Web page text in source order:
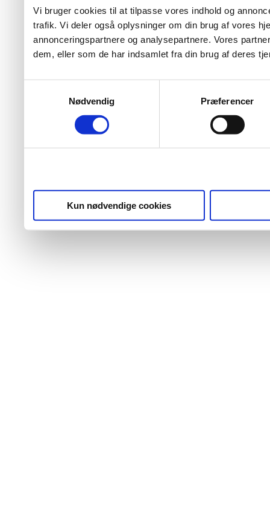
Vi bruger cookies til at tilpasse vores indhold og
trafik. Vi deler også oplysninger om din brug af vores
annonceringspartnere og analysepartnere. Vores
dem, eller som de har indsamlet fra din brug af deres
Nødvendig
Præferencer
Kun nødvendige cookies